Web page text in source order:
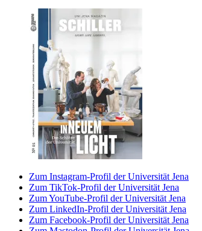
Zum Instagram-Profil der Universität Jena
Zum TikTok-Profil der Universität Jena
Zum YouTube-Profil der Universität Jena
Zum LinkedIn-Profil der Universität Jena
Zum Facebook-Profil der Universität Jena